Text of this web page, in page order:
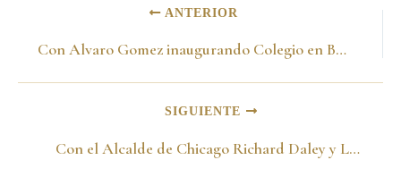
ANTERIOR
Con Alvaro Gomez inaugurando Colegio en Bogotá 1989
SIGUIENTE
Con el Alcalde de Chicago Richard Daley y Luis Carlos Sarmiento Jr. en reunión de Alcaldes Mundiales. Charleston 21 de junio de 1989